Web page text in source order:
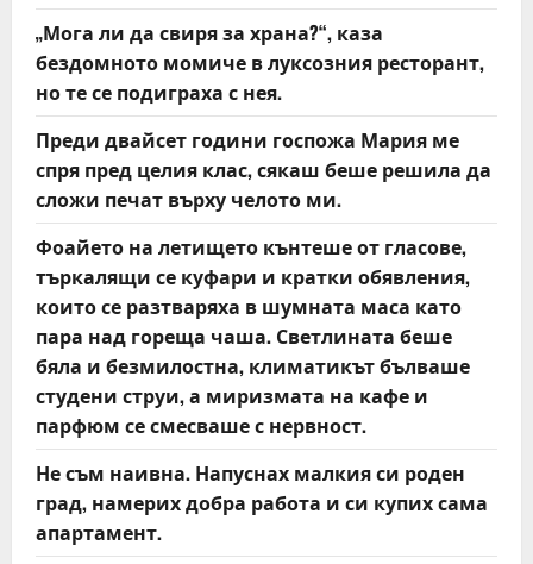
„Мога ли да свиря за храна?“, каза
бездомното момиче в луксозния ресторант,
но те се подиграха с нея.
Преди двайсет години госпожа Мария ме
спря пред целия клас, сякаш беше решила да
сложи печат върху челото ми.
Фоайето на летището кънтеше от гласове,
търкалящи се куфари и кратки обявления,
които се разтваряха в шумната маса като
пара над гореща чаша. Светлината беше
бяла и безмилостна, климатикът бълваше
студени струи, а миризмата на кафе и
парфюм се смесваше с нервност.
Не съм наивна. Напуснах малкия си роден
град, намерих добра работа и си купих сама
апартамент.